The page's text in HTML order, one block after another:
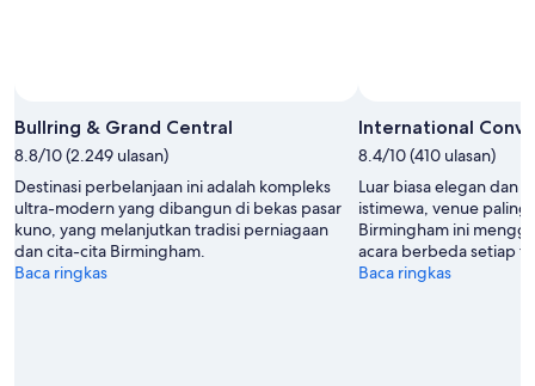
Bullring & Grand Central
8.8/10 (2.249 ulasan)
Destinasi perbelanjaan ini adalah kompleks
ultra-modern yang dibangun di bekas pasar
kuno, yang melanjutkan tradisi perniagaan
dan cita-cita Birmingham.
Baca ringkas
International
8.4/10 (410 ulasan)
Luar biasa elegan dan
istimewa, venue paling
Birmingham ini
acara berbeda setiap
Baca ringkas